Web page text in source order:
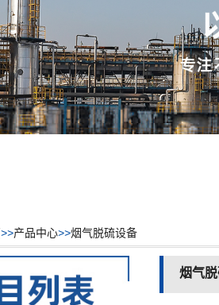
>>产品中心>>烟气脱硫设备
烟气